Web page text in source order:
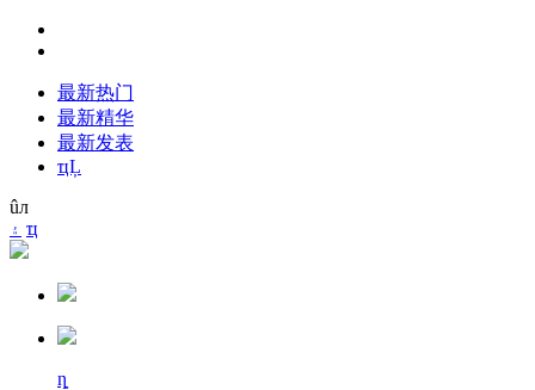
最新热门
最新精华
最新发表
ҵĻ
ûл
۽ ҵ
ȵ